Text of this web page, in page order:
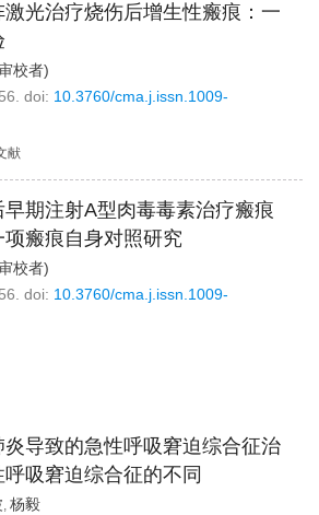
光治疗烧伤后增生性瘢痕：一
校者)
doi: 10.3760/cma.j.issn.1009-
献
期注射A型肉毒毒素治疗瘢痕
瘢痕自身对照研究
校者)
doi: 10.3760/cma.j.issn.1009-
导致的急性呼吸窘迫综合征治
吸窘迫综合征的不同
, 杨毅